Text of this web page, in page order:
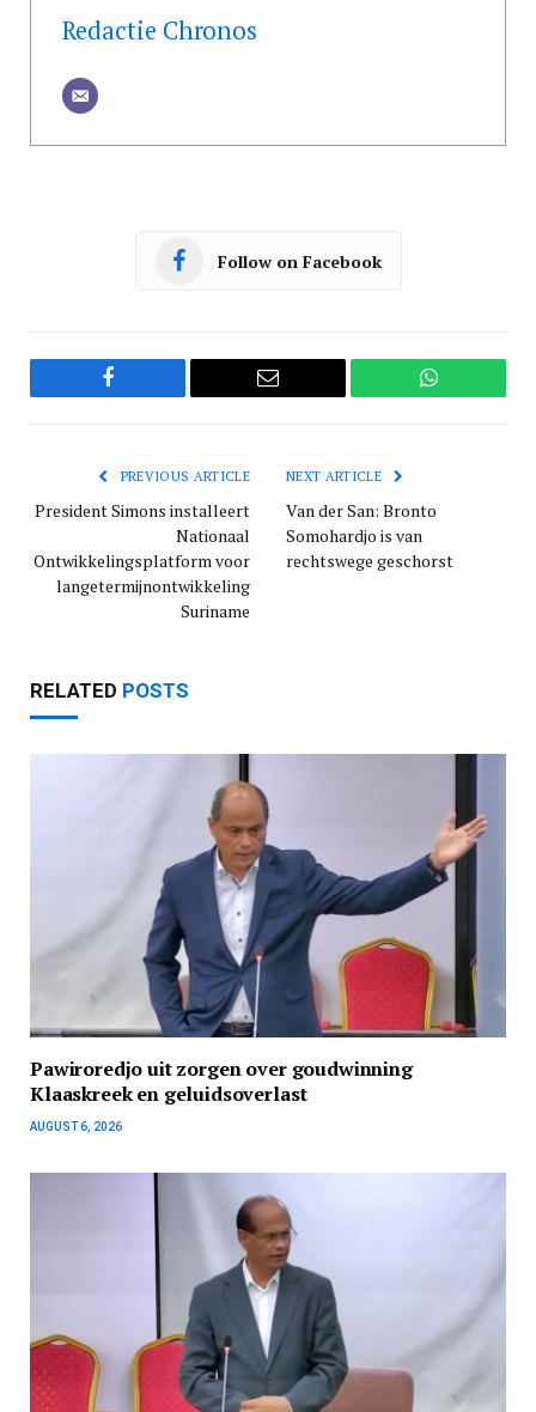
Redactie Chronos
Follow on Facebook
Facebook Email WhatsApp
PREVIOUS ARTICLE
President Simons installeert
Nationaal
Ontwikkelingsplatform voor
langetermijnontwikkeling
Suriname
NEXT ARTICLE
Van der San: Bronto
Somohardjo is van
rechtswege geschorst
RELATED POSTS
Pawiroredjo uit zorgen over goudwinning
Klaaskreek en geluidsoverlast
AUGUST 6, 2026